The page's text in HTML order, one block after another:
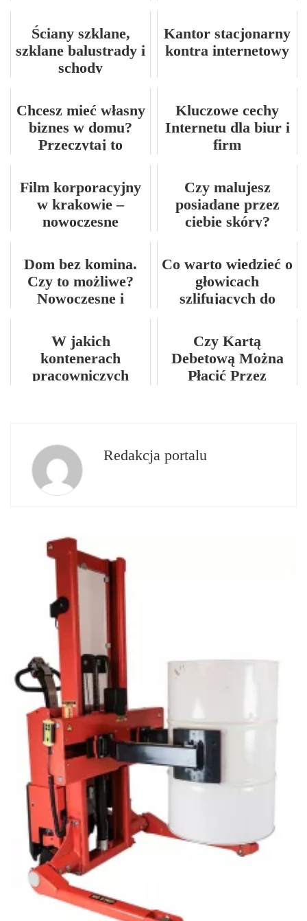
miejsce?
Ściany szklane,
szklane balustrady i
schody
Kantor stacjonarny
kontra internetowy
Chcesz mieć własny
biznes w domu?
Przeczytaj to
Kluczowe cechy
Internetu dla biur i
firm
Film korporacyjny
w krakowie –
nowoczesne
komunikacji
biznesowej
Czy malujesz
posiadane przez
ciebie skóry?
Dom bez komina.
Czy to możliwe?
Nowoczesne i
ogrzewania domów!
Co warto wiedzieć o
głowicach
szlifujących do
zastosowaniach?
W jakich
kontenerach
pracowniczych
Czy Kartą
Debetową Można
Płacić Przez
Redakcja portalu